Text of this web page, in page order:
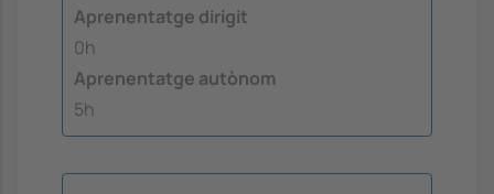
Aprenentatge dirigit
0h
Aprenentatge autònom
5h